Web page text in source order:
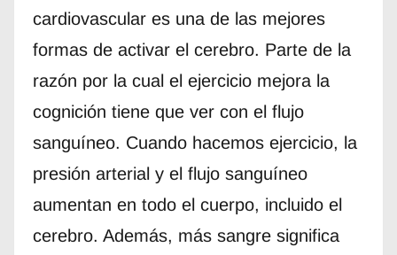
cardiovascular es una de las mejores
formas de activar el cerebro. Parte de la
razón por la cual el ejercicio mejora la
cognición tiene que ver con el flujo
sanguíneo. Cuando hacemos ejercicio, la
presión arterial y el flujo sanguíneo
aumentan en todo el cuerpo, incluido el
cerebro. Además, más sangre significa